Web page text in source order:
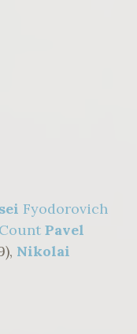
Fyodorovich
Count Pavel
Nikolai